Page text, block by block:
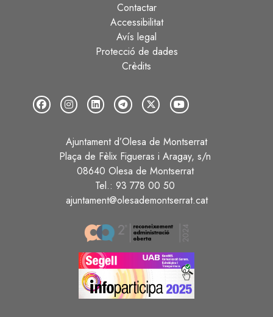
Contactar
Accessibilitat
Avís legal
Protecció de dades
Crèdits
Ajuntament d’Olesa de Montserrat
Plaça de Fèlix Figueras i Aragay, s/n
08640 Olesa de Montserrat
Tel.: 93 778 00 50
ajuntament@olesademontserrat.cat
Image
Image